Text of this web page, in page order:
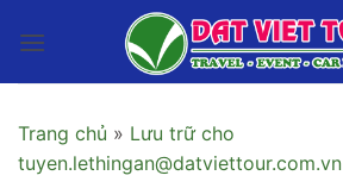
qua
Trang chủ » Lưu trữ cho
tuyen.lethingan@datviettour.com.vn